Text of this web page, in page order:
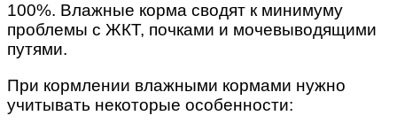
100%. Влажные корма сводят к минимуму
проблемы с ЖКТ, почками и мочевыводящими
путями.
При кормлении влажными кормами нужно
учитывать некоторые особенности: